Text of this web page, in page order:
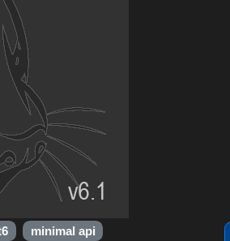
minimal api